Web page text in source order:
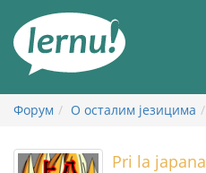
садржају
Форум О осталим језицима
Pri la japana